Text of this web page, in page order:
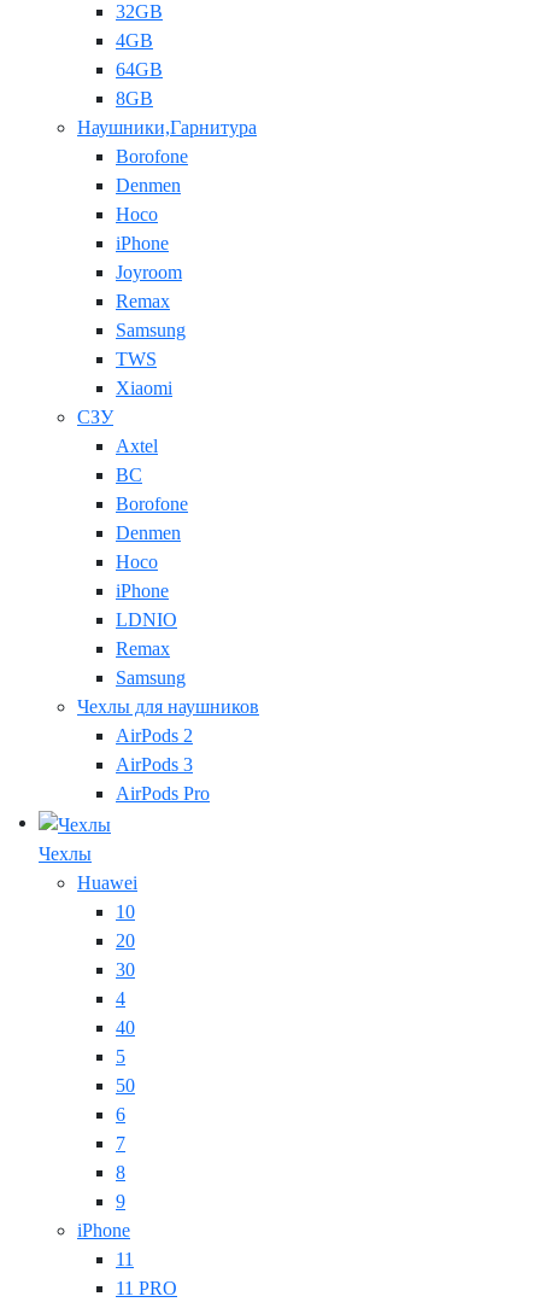
32GB
4GB
64GB
8GB
Наушники,Гарнитура
Borofone
Denmen
Hoco
iPhone
Joyroom
Remax
Samsung
TWS
Xiaomi
СЗУ
Axtel
BC
Borofone
Denmen
Hoco
iPhone
LDNIO
Remax
Samsung
Чехлы для наушников
AirPods 2
AirPods 3
AirPods Pro
Чехлы
Huawei
10
20
30
4
40
5
50
6
7
8
9
iPhone
11
11 PRO